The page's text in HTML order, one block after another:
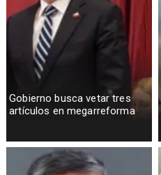
Gobierno busca vetar tres
artículos en megarreforma